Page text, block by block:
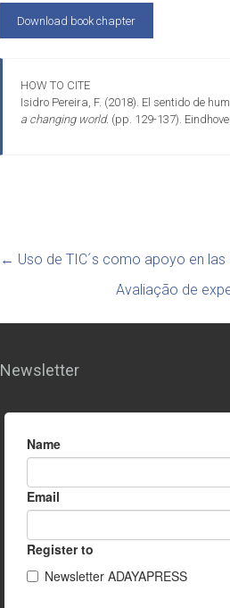
Download book chapter
HOW TO CITE
Isidro Pereira, F. (2018). El sentido de
a changing world. (pp. 129-137).
← Uso de TIC´s como apoyo en
Avaliação de
Newsletter